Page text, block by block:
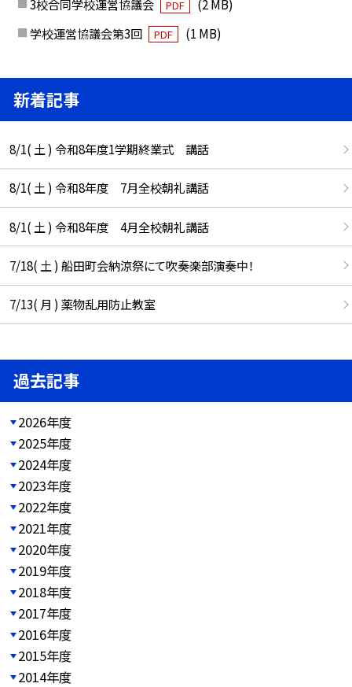
3校合同学校運営協議会 PDF
(2 MB)
学校運営協議会第3回
PDF (1 MB)
新着記事
8/1( 土 ) 令和8年度1学期終業式 講話
8/1( 土 ) 令和8年度 7月全校朝礼講話
8/1( 土 ) 令和8年度 4月全校朝礼講話
7/18( 土 ) 船田町会納涼祭にて吹奏楽部演奏中！
7/13( 月 ) 薬物乱用防止教室
過去記事
2026年度
2025年度
2024年度
2023年度
2022年度
2021年度
2020年度
2019年度
2018年度
2017年度
2016年度
2015年度
2014年度